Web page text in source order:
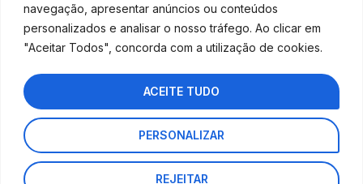
navegação, apresentar anúncios ou conteúdos
personalizados e analisar o nosso tráfego. Ao clicar em
"Aceitar Todos", concorda com a utilização de cookies.
PERSONALIZAR
REJEITAR
ACEITE TUDO
Interorto © 2026 - Todos os direitos reservados.